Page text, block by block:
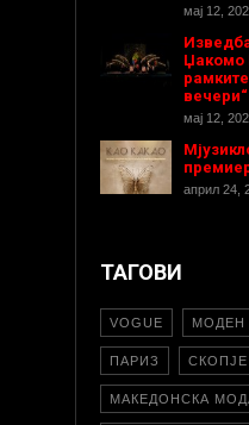
мај 12,
Џакомо
вечери“
мај 12,
април 24,
ТАГОВИ
VOGUE МОДЕН
ПАРИЗ СКОПЈЕ
МАКЕДОНСКА